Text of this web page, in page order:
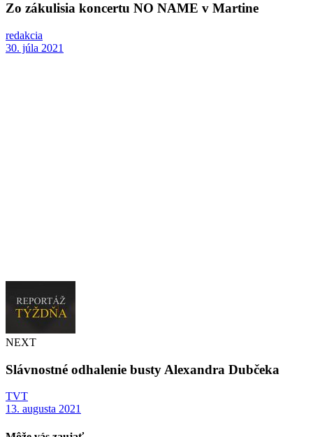
Zo zákulisia koncertu NO NAME v Martine
redakcia
30. júla 2021
NEXT
Slávnostné odhalenie busty Alexandra Dubčeka
TVT
13. augusta 2021